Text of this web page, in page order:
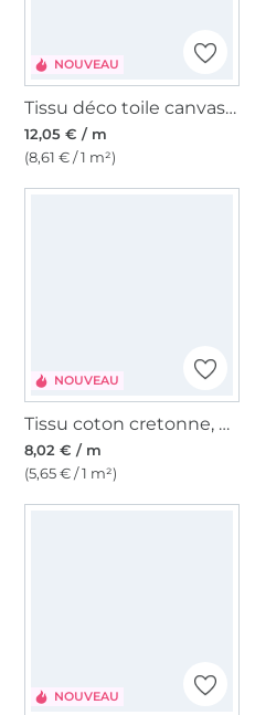
NOUVEAU
Tissu déco toile canvas Waterproof, orange
12,05 € / m
(8,61 € / 1 m²)
NOUVEAU
Tissu coton cretonne, vieux vert
8,02 € / m
(5,65 € / 1 m²)
NOUVEAU